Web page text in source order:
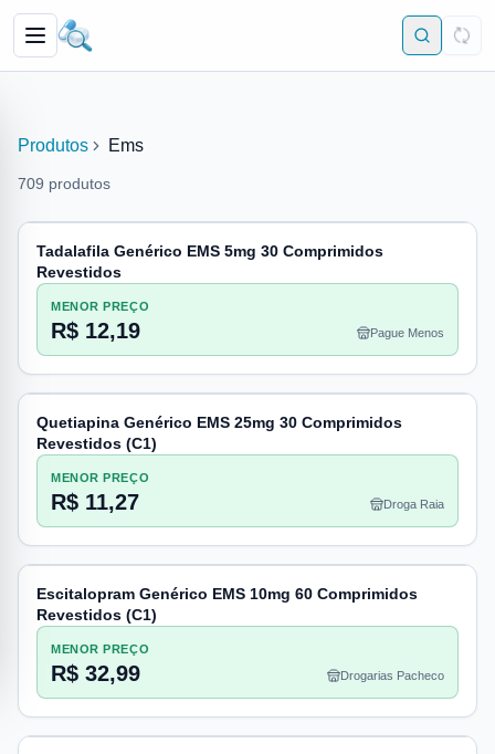
Produtos Ems
709 produtos
Tadalafila Genérico EMS 5mg 30 Comprimidos
Revestidos
MENOR PREÇO
R$ 12,19 Pague Menos
Quetiapina Genérico EMS 25mg 30 Comprimidos
Revestidos (C1)
MENOR PREÇO
R$ 11,27 Droga Raia
Escitalopram Genérico EMS 10mg 60 Comprimidos
Revestidos (C1)
MENOR PREÇO
R$ 32,99 Drogarias Pacheco